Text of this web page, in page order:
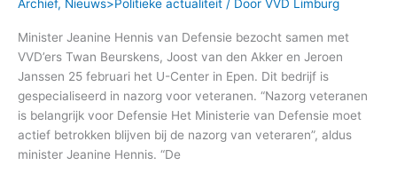
Archief, Nieuws>Politieke actualiteit / Door VVD Limburg
Minister Jeanine Hennis van Defensie bezocht samen met
VVD’ers Twan Beurskens, Joost van den Akker en Jeroen
Janssen 25 februari het U-Center in Epen. Dit bedrijf is
gespecialiseerd in nazorg voor veteranen. “Nazorg veteranen
is belangrijk voor Defensie Het Ministerie van Defensie moet
actief betrokken blijven bij de nazorg van veteraren”, aldus
minister Jeanine Hennis. “De